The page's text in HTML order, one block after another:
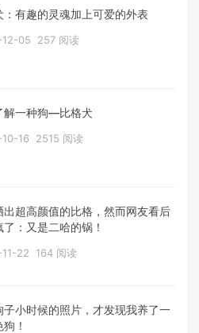
：有趣的灵魂加上可爱的外表
05 257 阅读
解一种狗—比格犬
16 2515 阅读
出超高颜值的比格，然而网友看后
了：又是二哈的锅！
22 164 阅读
子小时候的照片，才发现我养了一
！